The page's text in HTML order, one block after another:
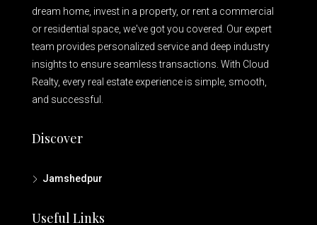
dream home, invest in a property, or rent a commercial
or residential space, we've got you covered. Our expert
team provides personalized service and deep industry
insights to ensure seamless transactions. With Cloud
Realty, every real estate experience is simple, smooth,
and successful.
Discover
Jamshedpur
Useful Links